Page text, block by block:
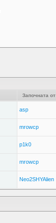
Започната от
asp
mrowcp
p1k0
mrowcp
Neo2SHYAlien